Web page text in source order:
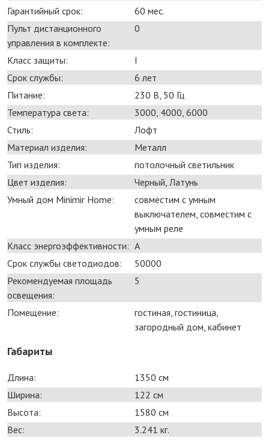
Гарантийный срок:
60 мес.
Пульт дистанционного
управления в комплекте:
0
Класс защиты:
I
Срок службы:
6 лет
Питание:
230 В, 50 Гц
Температура света:
3000, 4000, 6000
Стиль:
Лофт
Материал изделия:
Металл
Тип изделия:
потолочный светильник
Цвет изделия:
Черный, Латунь
Умный дом Minimir Home:
совместим с умным
выключателем, совместим с
умным реле
Класс энергоэффективности: A
Срок службы светодиодов:
50000
Рекомендуемая площадь
освещения:
5
Помещение:
гостиная, гостиница,
загородный дом, кабинет
Габариты
Длина:
1350 см
Ширина:
122 см
Высота:
1580 см
Вес:
3.241 кг.